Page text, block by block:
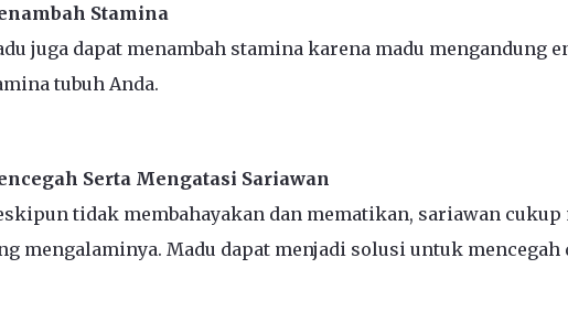
Stamina
juga dapat menambah stamina karena madu mengandung
tubuh Anda.
Serta Mengatasi Sariawan
tidak membahayakan dan mematikan, sariawan
mengalaminya. Madu dapat menjadi solusi untuk mencegah